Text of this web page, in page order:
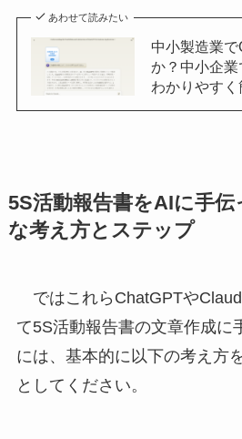
あわせて読みたい
中小製造業
か？中小企
わかりやす
5S活動報告書をAIに手
な考え方とステップ
ではこれらChatGPTや
て5S活動報告書の文章作成に
には、基本的に以下の考え方
としてください。